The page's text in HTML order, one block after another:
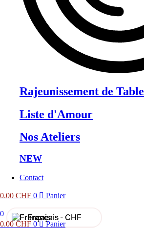
Rajeunissement de Table
Liste d'Amour
Nos Ateliers
NEW
Contact
0.00 CHF 0 Panier
Français - CHF
0
0.00 CHF 0 Panier